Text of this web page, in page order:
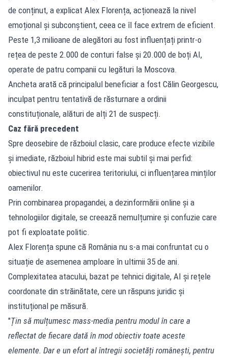
de conținut, a explicat Alex Florența, acționează la nivel
emoțional și subconștient, ceea ce îl face extrem de eficient.
Peste 1,3 milioane de alegători au fost influențați printr-o
rețea de peste 2.000 de conturi false și 20.000 de boți AI,
operate de patru companii cu legături la Moscova.
Ancheta arată că principalul beneficiar a fost Călin Georgescu,
inculpat pentru tentativă de răsturnare a ordinii
constituționale, alături de alți 21 de suspecți.
Caz fără precedent
Spre deosebire de războiul clasic, care produce efecte vizibile
și imediate, războiul hibrid este mai subtil și mai perfid:
obiectivul nu este cucerirea teritoriului, ci influențarea minților
oamenilor.
Prin combinarea propagandei, a dezinformării online și a
tehnologiilor digitale, se creează nemulțumire și confuzie care
pot fi exploatate politic.
Alex Florența spune că România nu s-a mai confruntat cu o
situație de asemenea amploare în ultimii 35 de ani.
Complexitatea atacului, bazat pe tehnici digitale, AI și rețele
coordonate din străinătate, cere un răspuns juridic și
instituțional pe măsură.
"Țin să mulțumesc mass-media pentru modul în care a
reflectat de fiecare dată în mod obiectiv toate aceste
elemente. Dar e un efort al întregii societăți românești, pentru